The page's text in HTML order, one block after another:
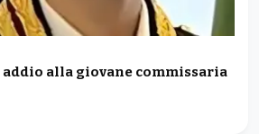
alla giovane commissaria